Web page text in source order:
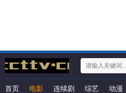
首页 电影 连续剧 综艺 动漫